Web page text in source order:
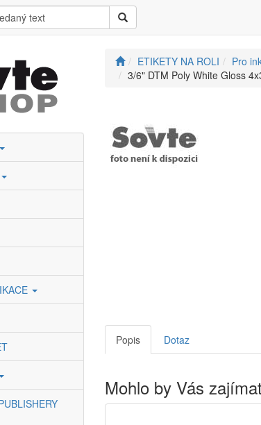
ETIKETY NA ROLI Pro
3/6" DTM Poly White Gloss
Popis Dotaz
Mohlo by Vás zajímat